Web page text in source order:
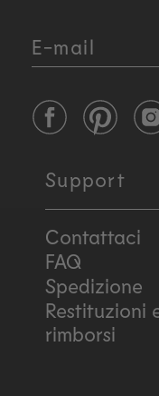
E-mail
Facebook
Support
Contattaci
FAQ
Spedizione
Restituzioni
rimborsi